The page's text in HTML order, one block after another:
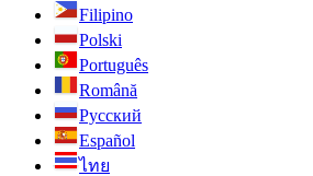
Filipino
Polski
Português
Română
Русский
Español
ไทย